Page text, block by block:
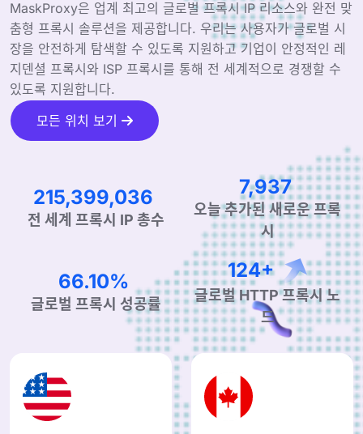
MaskProxy은 업계 최고의 글로벌 프록시 IP 리소스와 완전 맞
춤형 프록시 솔루션을 제공합니다. 우리는 사용자가 글로벌 시
장을 안전하게 탐색할 수 있도록 지원하고 기업이 안정적인 레
지덴셜 프록시와 ISP 프록시를 통해 전 세계적으로 경쟁할 수
있도록 지원합니다.
모든 위치 보기
325,516,679
전 세계 프록시 IP 총수
11,995
오늘 추가된 새로운 프록
시
99.90%
글로벌 프록시 성공률
190+
글로벌 HTTP 프록시 노
드